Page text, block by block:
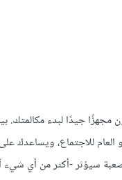
جيدًا لبدء مكالمتك.
للاجتماع، ويساعدك على
سيؤثر -أكثر من أي